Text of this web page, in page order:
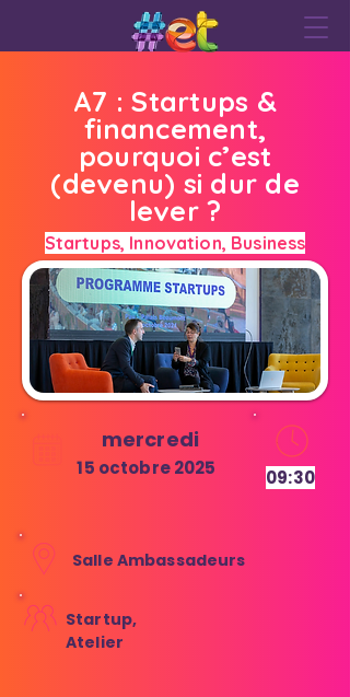
A7 : Startups &
financement,
pourquoi c’est
(devenu) si dur de
lever ?
Startups, Innovation, Business
mercredi
15 octobre 2025 09:30
Salle Ambassadeurs
Startup,
Atelier